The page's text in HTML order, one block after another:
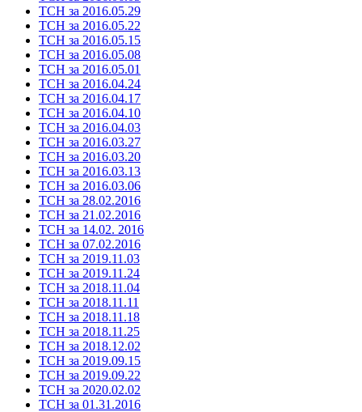
ТСН за 2016.05.29
ТСН за 2016.05.22
ТСН за 2016.05.15
ТСН за 2016.05.08
ТСН за 2016.05.01
ТСН за 2016.04.24
ТСН за 2016.04.17
ТСН за 2016.04.10
ТСН за 2016.04.03
ТСН за 2016.03.27
ТСН за 2016.03.20
ТСН за 2016.03.13
ТСН за 2016.03.06
ТСН за 28.02.2016
ТСН за 21.02.2016
ТСН за 14.02. 2016
ТСН за 07.02.2016
ТСН за 2019.11.03
ТСН за 2019.11.24
ТСН за 2018.11.04
ТСН за 2018.11.11
ТСН за 2018.11.18
ТСН за 2018.11.25
ТСН за 2018.12.02
ТСН за 2019.09.15
ТСН за 2019.09.22
ТСН за 2020.02.02
ТСН за 01.31.2016